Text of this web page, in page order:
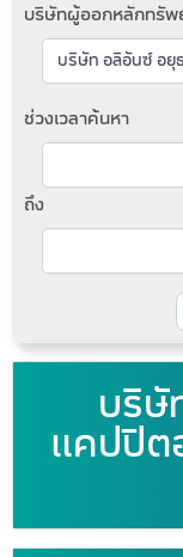
บริษัทผู้ออกหลักทรัพ
ช่วงเวลาค้นหา
ถึง
บริษั
แคปปิต